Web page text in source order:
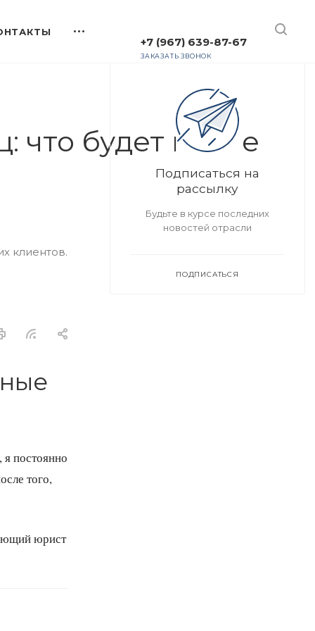
+7 (967) 639-87-67
ЗАКАЗАТЬ ЗВОНОК
что будет после
клиентов.
постоянно
того,
юрист
Подписаться на
рассылку
Будьте в курсе последних
новостей отрасли
ПОДПИСАТЬСЯ